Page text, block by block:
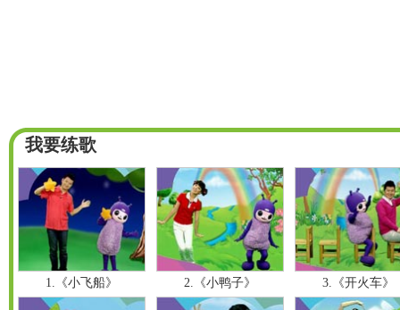
我要练歌
1.《小飞船》 2.《小鸭子》 3.《开火车》